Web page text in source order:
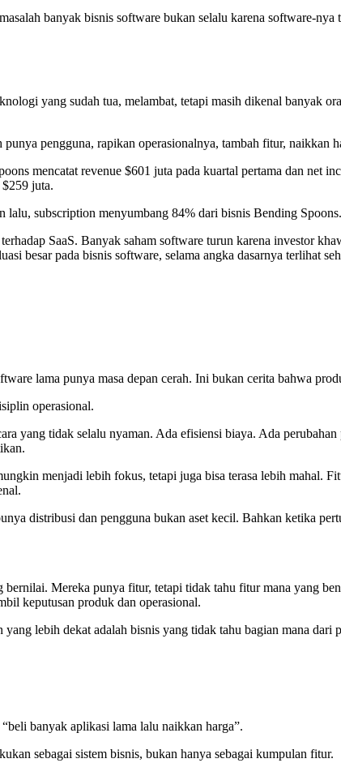
banyak bisnis software bukan selalu karena software-
yang sudah tua, melambat, tetapi masih dikenal banyak
pengguna, rapikan operasionalnya, tambah fitur, naikkan
mencatat revenue $601 juta pada kuartal pertama dan net
juta.
lalu, subscription menyumbang 84% dari bisnis Bending Spoons.
SaaS. Banyak saham software turun karena investor
besar pada bisnis software, selama angka dasarnya terlihat
lama punya masa depan cerah. Ini bukan cerita bahwa
operasional.
yang tidak selalu nyaman. Ada efisiensi biaya. Ada
menjadi lebih fokus, tetapi juga bisa terasa lebih mahal.
distribusi dan pengguna bukan aset kecil. Bahkan ketika
Mereka punya fitur, tetapi tidak tahu fitur mana yang
keputusan produk dan operasional.
lebih dekat adalah bisnis yang tidak tahu bagian mana dari
banyak aplikasi lama lalu naikkan harga”.
sebagai sistem bisnis, bukan hanya sebagai kumpulan fitur.